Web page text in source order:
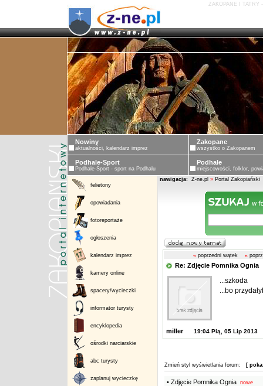
ZAKOPANE I TATRY
Nowiny
aktualności, kalendarz imprez
Zakopane
wszystko o Zakopanem
Podhale-Sport
Podhale-Sport - sport na Podhalu
Podhale
miejscowości, folklor,
felietony
opowiadania
fotoreportaże
ogłoszenia
kalendarz imprez
kamery online
spacery/wycieczki
informator turysty
encyklopedia
ośrodki narciarskie
abc turysty
zaplanuj wycieczkę
nawigacja: Z-ne.pl » Portal Zakopiański
«poprzedni wątek «
Re: Zdjęcie Pomnika
...szkoda
...bo
miller 19:04 Pią, 05 Lip 2013
Zmień styl wyświetlania forum: [
• Zdjęcie Pomnika Ognianowe